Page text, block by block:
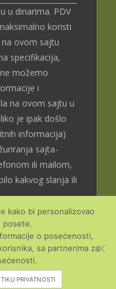
u dinarima. PDV
koristi
na ovom sajtu
specifikacija,
možemo
i
na ovom sajtu u
je ipak došlo
informacija)
sajta-
ili mailom,
kakvog slanja ili
kako bi personalizovao
posete.
o posećenosti,
sa partnerima za
PRIVATNOSTI